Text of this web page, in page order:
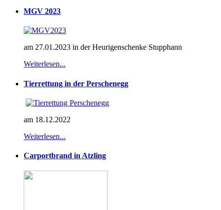
MGV 2023
am 27.01.2023 in der Heurigenschenke Stupphann
Weiterlesen...
Tierrettung in der Perschenegg
am 18.12.2022
Weiterlesen...
Carportbrand in Atzling